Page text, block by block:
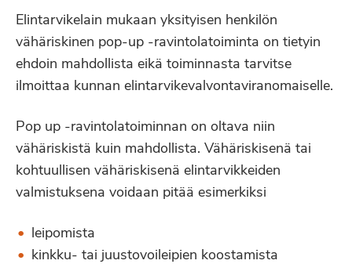
Elintarvikelain mukaan yksityisen henkilön
vähäriskinen pop-up -ravintolatoiminta on tietyin
ehdoin mahdollista eikä toiminnasta tarvitse
ilmoittaa kunnan elintarvikevalvontaviranomaiselle.
Pop up -ravintolatoiminnan on oltava niin
vähäriskistä kuin mahdollista. Vähäriskisenä tai
kohtuullisen vähäriskisenä elintarvikkeiden
valmistuksena voidaan pitää esimerkiksi
leipomista
kinkku- tai juustovoileipien koostamista